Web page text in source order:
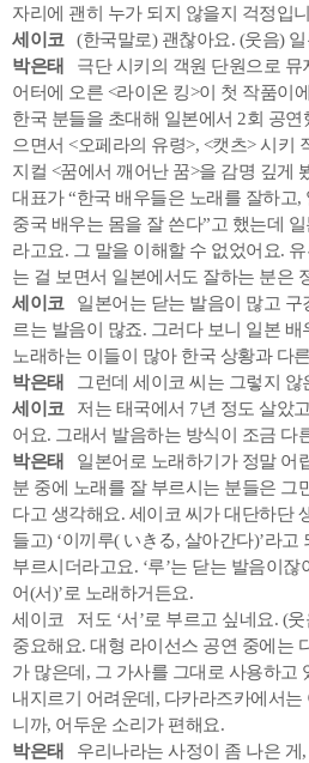
자리에 괜히 누가 되지 않을지 걱정입
세이코 (한국말로) 괜찮아요. (웃음)
박은태
극단 시키의 객원 단원으로 뮤
어터에 오른 <라이온 킹>이 첫 작품이
한국 분들을 초대해 일본에서 2회 공
으면서 <오페라의 유령>, <캣츠> 시키
지컬 <꿈에서 깨어난 꿈>을 감명 깊게
대표가 “한국 배우들은 노래를 잘하고
중국 배우는 몸을 잘 쓴다”고 했는데
라고요. 그 말을 이해할 수 없었어요.
는 걸 보면서 일본에서도 잘하는 분은
세이코 일본어는 닫는 발음이 많고 구
르는 발음이 많죠. 그러다 보니 일본
노래하는 이들이 많아 한국 상황과 다
박은태
그런데 세이코 씨는 그렇지 않
세이코 저는 태국에서 7년 정도 살았
어요. 그래서 발음하는 방식이 조금 다
박은태
일본어로 노래하기가 정말 어
분 중에 노래를 잘 부르시는 분들은 그
다고 생각해요. 세이코 씨가 대단하단
들고) ‘이끼루( いきる, 살아간다)’라
부르시더라고요. ‘루’는 닫는 발음이잖
어(서)’로 노래하거든요.
세이코 저도 ‘서’로 부르고 싶네요. (
중요해요. 대형 라이선스 공연 중에는
가 많은데, 그 가사를 그대로 사용하고
내지르기 어려운데, 다카라즈카에서
니까, 어두운 소리가 편해요.
박은태
우리나라는 사정이 좀 나은 게